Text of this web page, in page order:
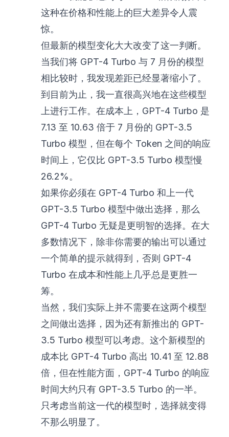
这种在价格和性能上的巨大差异令人震
惊。
但最新的模型变化大大改变了这一判断。
当我们将 GPT-4 Turbo 与 7 月份的模型
相比较时，我发现差距已经显著缩小了。
到目前为止，我一直很高兴地在这些模型
上进行工作。在成本上，GPT-4 Turbo 是
7.13 至 10.63 倍于 7 月份的 GPT-3.5
Turbo 模型，但在每个 Token 之间的响应
时间上，它仅比 GPT-3.5 Turbo 模型慢
26.2%。
如果你必须在 GPT-4 Turbo 和上一代
GPT-3.5 Turbo 模型中做出选择，那么
GPT-4 Turbo 无疑是更明智的选择。在大
多数情况下，除非你需要的输出可以通过
一个简单的提示就得到，否则 GPT-4
Turbo 在成本和性能上几乎总是更胜一
筹。
当然，我们实际上并不需要在这两个模型
之间做出选择，因为还有新推出的 GPT-
3.5 Turbo 模型可以考虑。这个新模型的
成本比 GPT-4 Turbo 高出 10.41 至 12.88
倍，但在性能方面，GPT-4 Turbo 的响应
时间大约只有 GPT-3.5 Turbo 的一半。
只考虑当前这一代的模型时，选择就变得
不那么明显了。